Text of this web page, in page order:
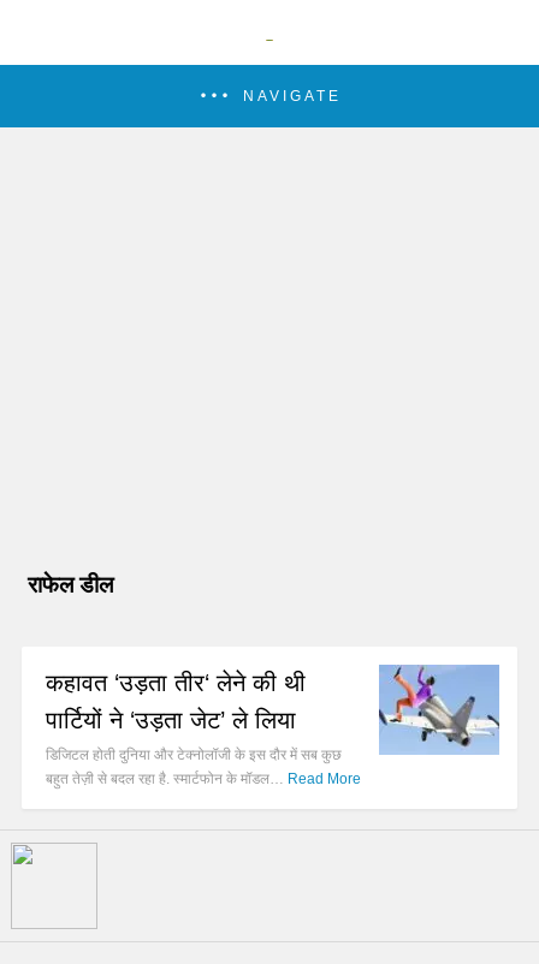
NAVIGATE
राफेल डील
कहावत ‘उड़ता तीर‘ लेने की थी
पार्टियों ने ‘उड़ता जेट’ ले लिया
डिजिटल होती दुनिया और टेक्नोलॉजी के इस दौर में सब कुछ
बहुत तेज़ी से बदल रहा है. स्मार्टफोन के मॉडल… Read More